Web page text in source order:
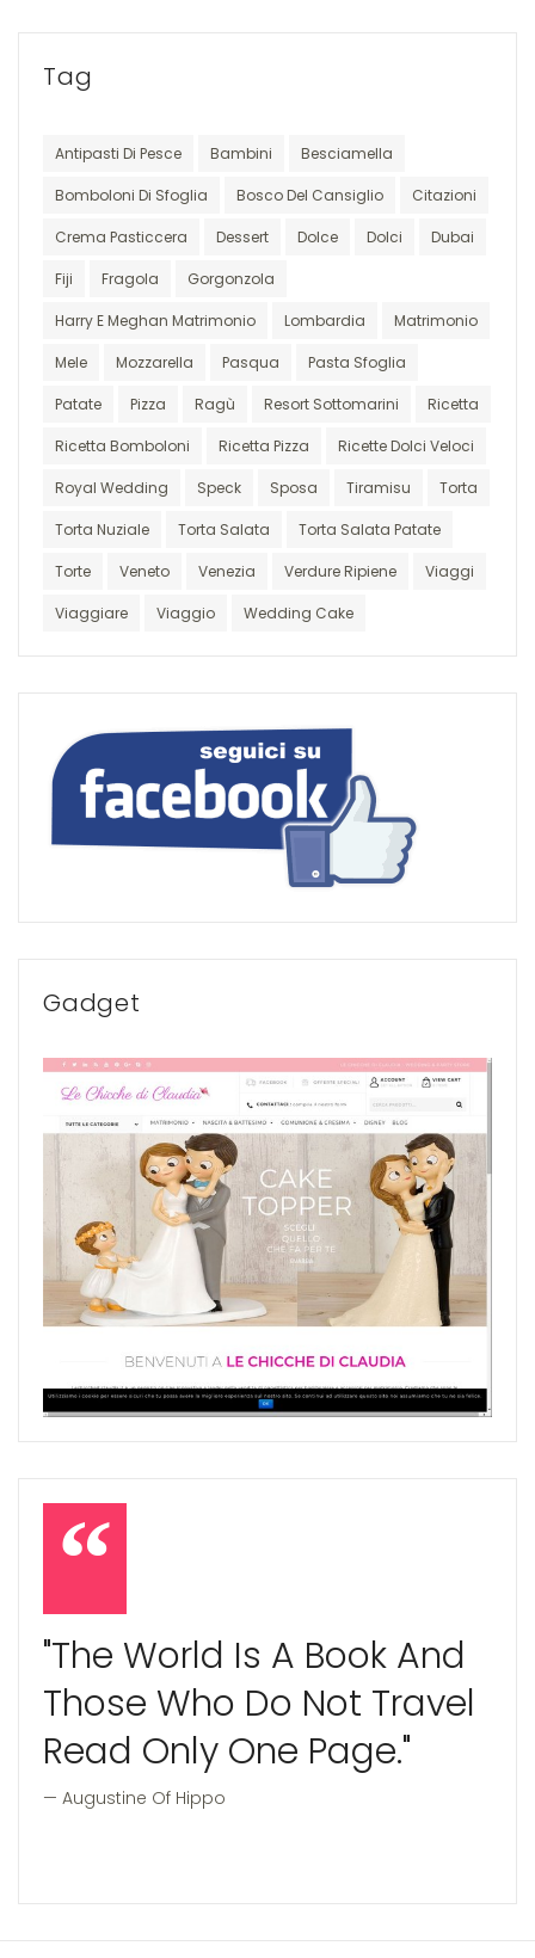
Tag
Antipasti Di Pesce Bambini Besciamella
Bomboloni Di Sfoglia Bosco Del Cansiglio Citazioni
Crema Pasticcera Dessert Dolce Dolci Dubai
Fiji Fragola Gorgonzola
Harry E Meghan Matrimonio Lombardia Matrimonio
Mele Mozzarella Pasqua Pasta Sfoglia
Patate Pizza Ragù Resort Sottomarini Ricetta
Ricetta Bomboloni Ricetta Pizza Ricette Dolci Veloci
Royal Wedding Speck Sposa Tiramisu Torta
Torta Nuziale Torta Salata Torta Salata Patate
Torte Veneto Venezia Verdure Ripiene Viaggi
Viaggiare Viaggio Wedding Cake
Gadget
"The World Is A Book And
Those Who Do Not Travel
Read Only One Page."
Augustine Of Hippo